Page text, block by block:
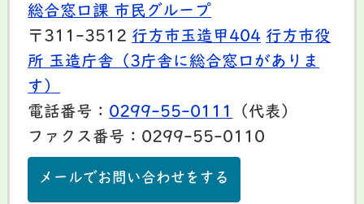
総合窓口課 市民グループ
〒311-3512 行方市玉造甲404 行方市役
所 玉造庁舎（3庁舎に総合窓口がありま
す）
電話番号： 0299-55-0111
（代表）
ファクス番号：0299-55-0110
メールでお問い合わせをする